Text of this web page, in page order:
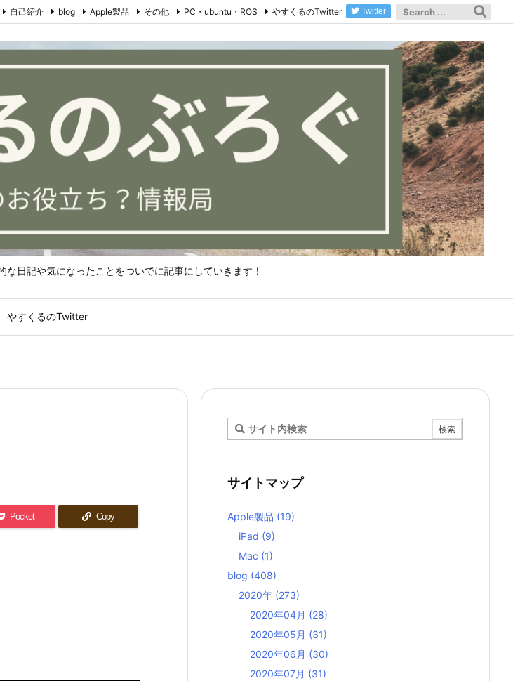
日記や気になったことをついでに記事にしていきます！
やすくるのTwitter
自己紹介 blog Apple製品 その他 PC・ubuntu・ROS やすくるのTwitter Twitter
Pocket Copy
サイトマップ
Apple製品 (19)
iPad (9)
Mac (1)
blog (408)
2020年 (273)
2020年04月 (28)
2020年05月 (31)
2020年06月 (30)
2020年07月 (31)